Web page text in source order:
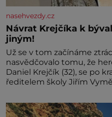
nasehvezdy.cz
Návrat Krejčíka k
jiným!
Už se v tom začínáme
nasvědčovalo tomu, že
Daniel Krejčík (32), se po
ředitelem školy Jiřím